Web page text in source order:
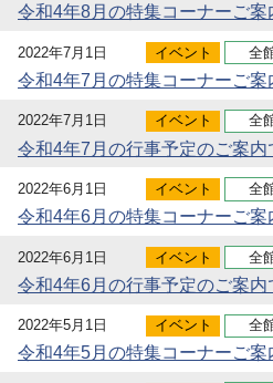
令和4年8月の特集コーナーご案
2022年7月1日 イベント 全
令和4年7月の特集コーナーご案
2022年7月1日 イベント 全
令和4年7月の行事予定のご案内
2022年6月1日 イベント 全
令和4年6月の特集コーナーご案
2022年6月1日 イベント 全
令和4年6月の行事予定のご案内
2022年5月1日 イベント 全
令和4年5月の特集コーナーご案